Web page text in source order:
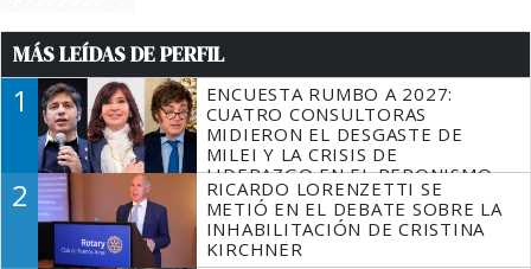
MÁS LEÍDAS DE PERFIL
1
ENCUESTA RUMBO A 2027:
CUATRO CONSULTORAS
MIDIERON EL DESGASTE DE
MILEI Y LA CRISIS DE
LIDERAZGO EN EL PERONISMO
2
RICARDO LORENZETTI SE
METIÓ EN EL DEBATE SOBRE LA
INHABILITACIÓN DE CRISTINA
KIRCHNER